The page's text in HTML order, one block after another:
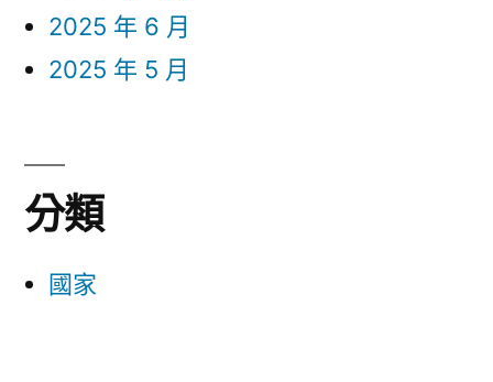
2025 年 6 月
2025 年 5 月
分類
國家